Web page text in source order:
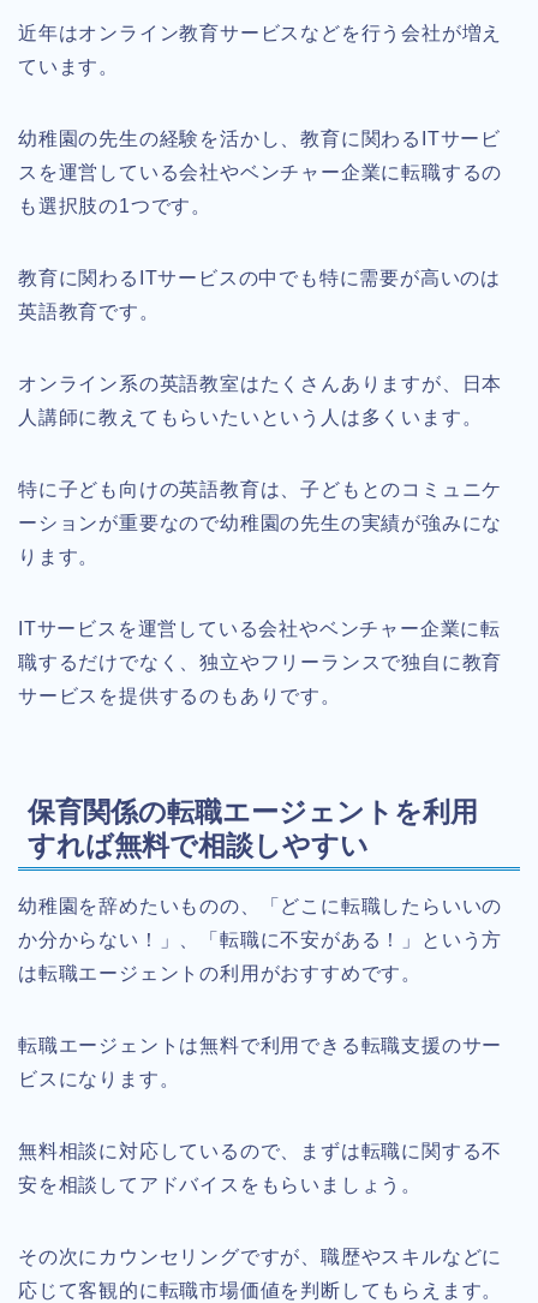
近年はオンライン教育サービスなどを行う会社が増え
ています。
幼稚園の先生の経験を活かし、教育に関わるITサービ
スを運営している会社やベンチャー企業に転職するの
も選択肢の1つです。
教育に関わるITサービスの中でも特に需要が高いのは
英語教育です。
オンライン系の英語教室はたくさんありますが、日本
人講師に教えてもらいたいという人は多くいます。
特に子ども向けの英語教育は、子どもとのコミュニケ
ーションが重要なので幼稚園の先生の実績が強みにな
ります。
ITサービスを運営している会社やベンチャー企業に転
職するだけでなく、独立やフリーランスで独自に教育
サービスを提供するのもありです。
保育関係の転職エージェントを利用
すれば無料で相談しやすい
幼稚園を辞めたいものの、「どこに転職したらいいの
か分からない！」、「転職に不安がある！」という方
は転職エージェントの利用がおすすめです。
転職エージェントは無料で利用できる転職支援のサー
ビスになります。
無料相談に対応しているので、まずは転職に関する不
安を相談してアドバイスをもらいましょう。
その次にカウンセリングですが、職歴やスキルなどに
応じて客観的に転職市場価値を判断してもらえます。